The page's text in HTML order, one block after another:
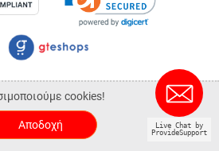
Sportspoint.gr.
Business Development by Plushost.gr
cookies!
Αποδοχή
Live Chat by
ProvideSupport